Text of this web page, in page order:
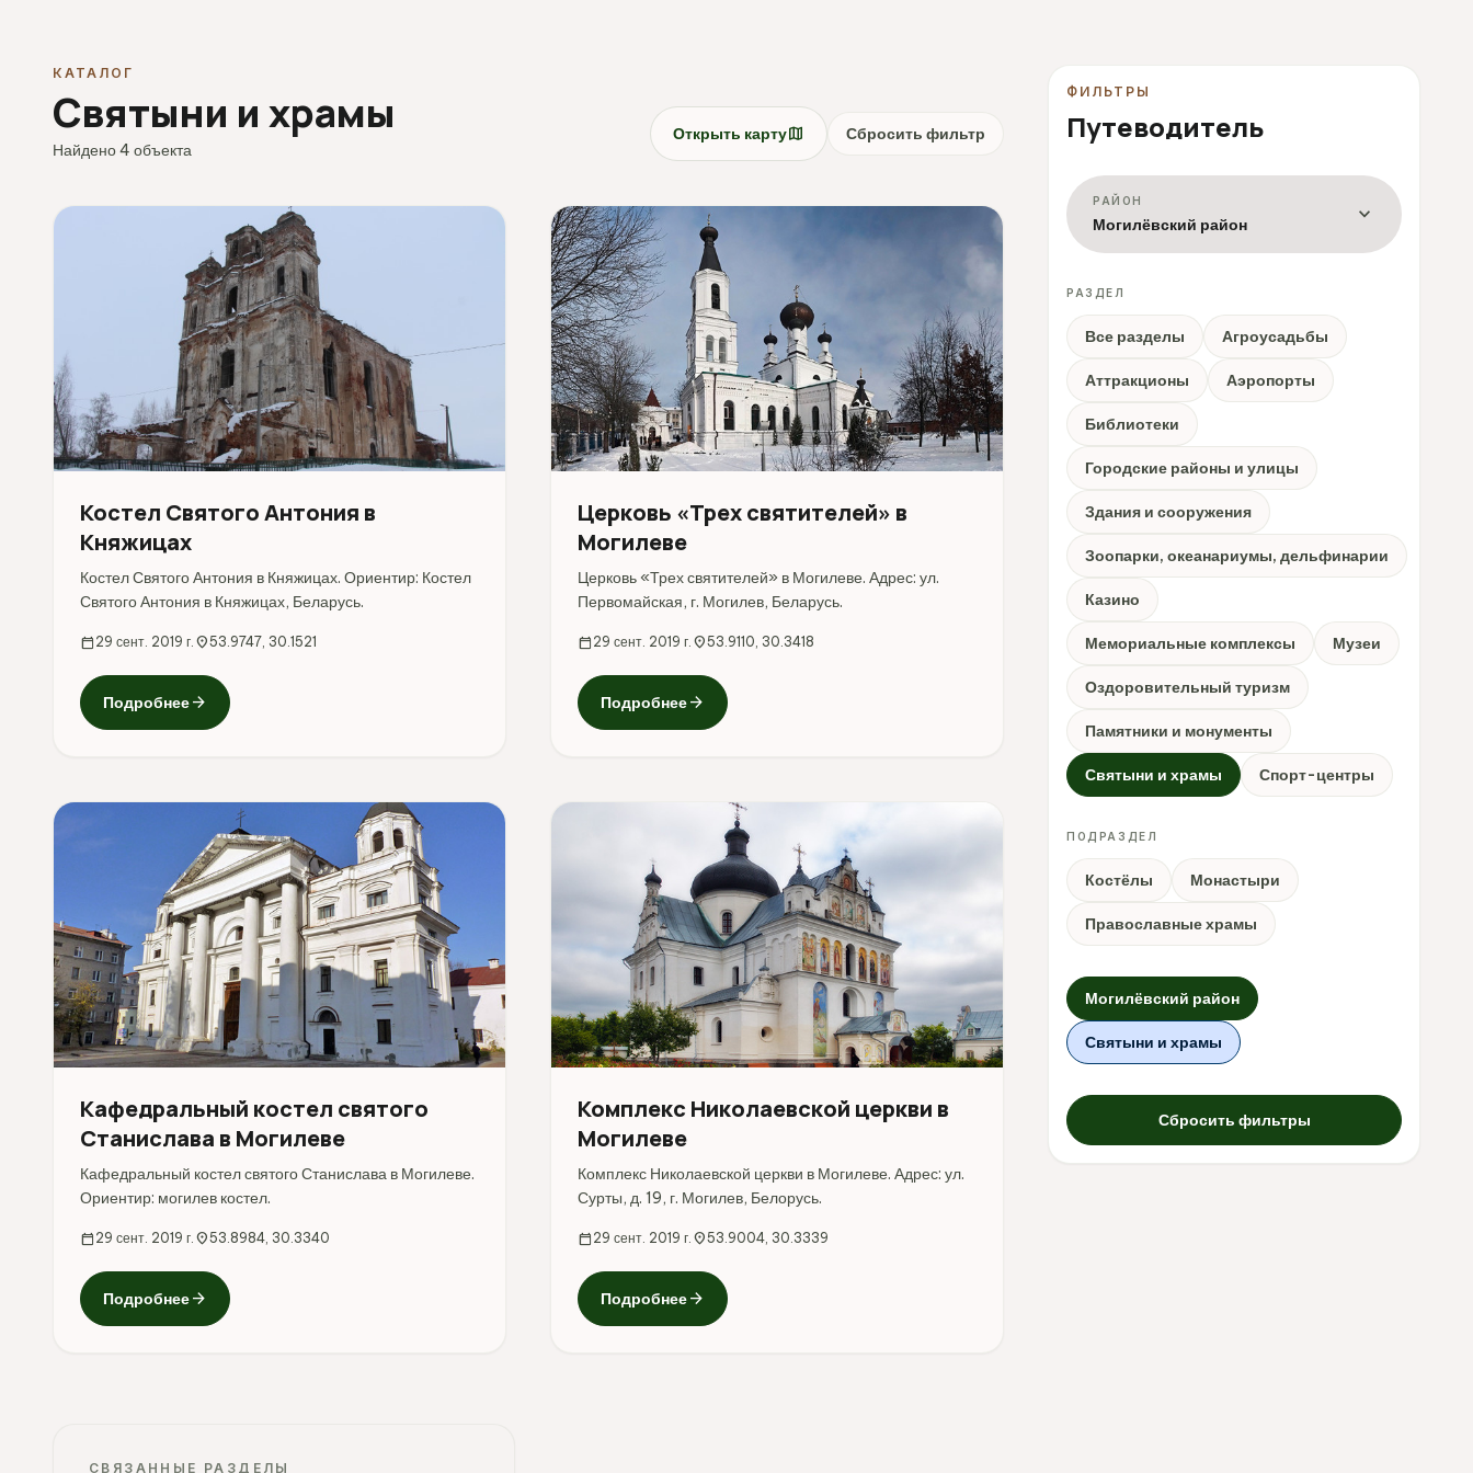
КАТАЛОГ
Святыни и храмы
Найдено 4 объекта
Открыть картуmap Сбросить фильтр
Костел Святого Антония в
Княжицах
Костел Святого Антония в Княжицах. Ориентир: Костел
Святого Антония в Княжицах, Беларусь.
calendar_today 29 сент. 2019 г. location_on53.9747, 30.1521
Подробнееarrow_forward
Церковь «Трех святителей» в
Могилеве
Церковь «Трех святителей» в Могилеве. Адрес: ул.
Первомайская, г. Могилев, Беларусь.
calendar_today 29 сент. 2019 г. location_on53.9110, 30.3418
Подробнееarrow_forward
Кафедральный костел святого
Станислава в Могилеве
Кафедральный костел святого Станислава в Могилеве.
Ориентир: могилев костел.
calendar_today 29 сент. 2019 г. location_on53.8984, 30.3340
Подробнееarrow_forward
Комплекс Николаевской церкви в
Могилеве
Комплекс Николаевской церкви в Могилеве. Адрес: ул.
Сурты, д. 19, г. Могилев, Белорусь.
calendar_today 29 сент. 2019 г. location_on53.9004, 30.3339
Подробнееarrow_forward
СВЯЗАННЫЕ РАЗДЕЛЫ
ФИЛЬТРЫ
Путеводитель
РАЙОН
Могилёвский район expand_more
РАЗДЕЛ
Все разделы Агроусадьбы
Аттракционы Аэропорты
Библиотеки
Городские районы и улицы
Здания и сооружения
Зоопарки, океанариумы, дельфинарии
Казино
Мемориальные комплексы Музеи
Оздоровительный туризм
Памятники и монументы
Святыни и храмы Спорт-центры
ПОДРАЗДЕЛ
Костёлы Монастыри
Православные храмы
Могилёвский район
Святыни и храмы
Сбросить фильтры